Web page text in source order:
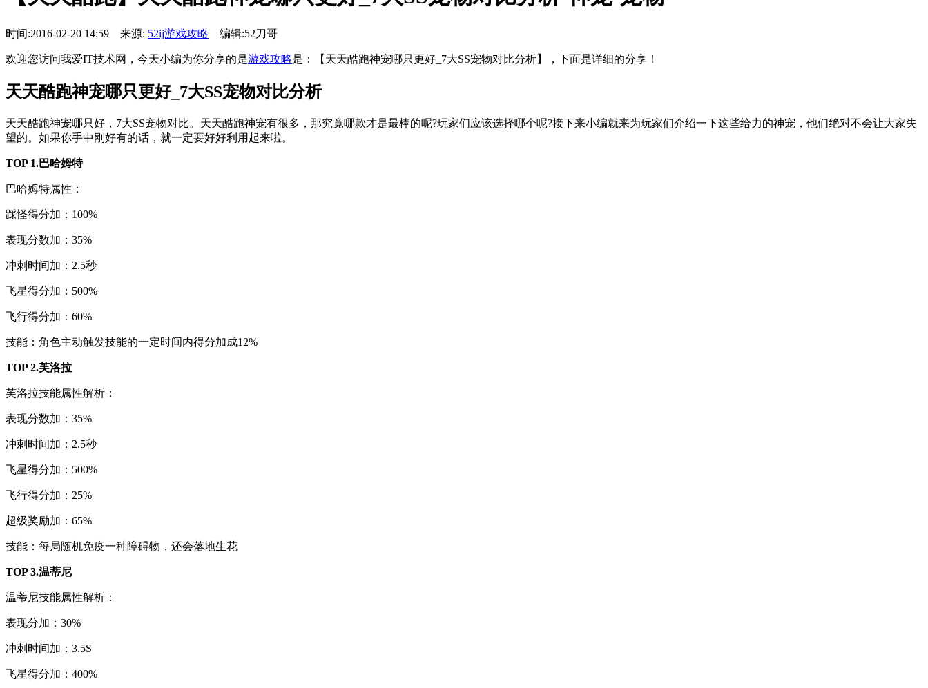
时间:2016-02-20 14:59 来源: 52ij游戏攻略 编辑:52刀哥
欢迎您访问我爱IT技术网，今天小编为你分享的是游戏攻略是：【天天酷跑神宠哪只更好_7大SS宠物对比分析】，下面是详细的分享！
天天酷跑神宠哪只更好_7大SS宠物对比分析
天天酷跑神宠哪只好，7大SS宠物对比。天天酷跑神宠有很多，那究竟哪款才是最棒的呢?玩家们应该选择哪个呢?接下来小编就来为玩家们介绍一下这些给力的神宠，他们绝对不会让大家失
望的。如果你手中刚好有的话，就一定要好好利用起来啦。
TOP 1.巴哈姆特
巴哈姆特属性：
踩怪得分加：100%
表现分数加：35%
冲刺时间加：2.5秒
飞星得分加：500%
飞行得分加：60%
技能：角色主动触发技能的一定时间内得分加成12%
TOP 2.芙洛拉
芙洛拉技能属性解析：
表现分数加：35%
冲刺时间加：2.5秒
飞星得分加：500%
飞行得分加：25%
超级奖励加：65%
技能：每局随机免疫一种障碍物，还会落地生花
TOP 3.温蒂尼
温蒂尼技能属性解析：
表现分加：30%
冲刺时间加：3.5S
飞星得分加：400%